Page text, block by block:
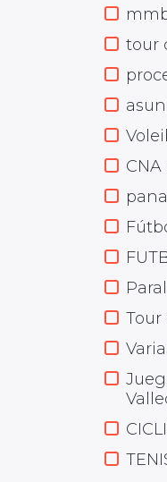
tour
CNA
Tour